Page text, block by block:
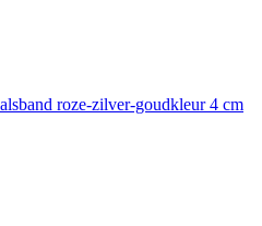
roze-zilver-goudkleur 4 cm